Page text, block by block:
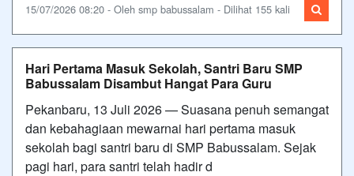
15/07/2026 08:20 - Oleh smp babussalam - Dilihat 155 kali
Hari Pertama Masuk Sekolah, Santri Baru SMP
Babussalam Disambut Hangat Para Guru
Pekanbaru, 13 Juli 2026 — Suasana penuh semangat
dan kebahagiaan mewarnai hari pertama masuk
sekolah bagi santri baru di SMP Babussalam. Sejak
pagi hari, para santri telah hadir d